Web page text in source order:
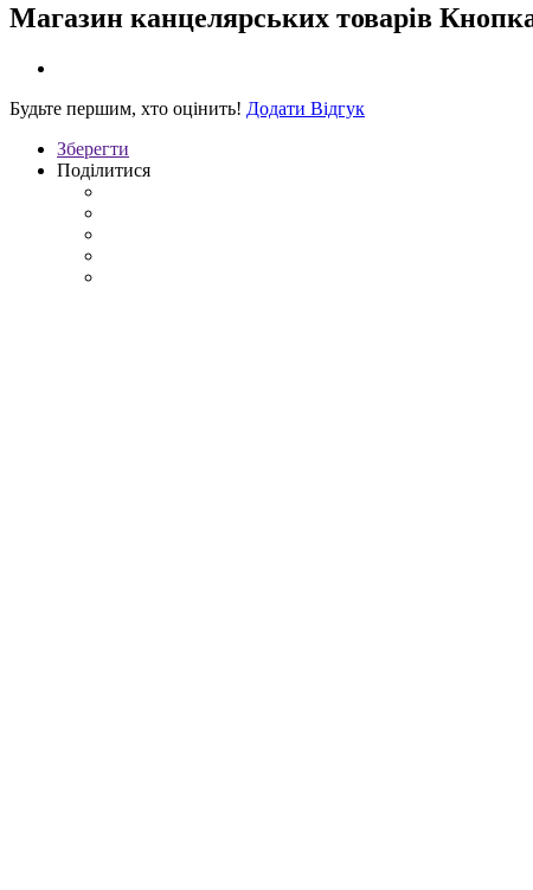
Магазин канцелярських товарів
Будьте першим, хто оцінить! Додати Відгук
Зберегти
Поділитися